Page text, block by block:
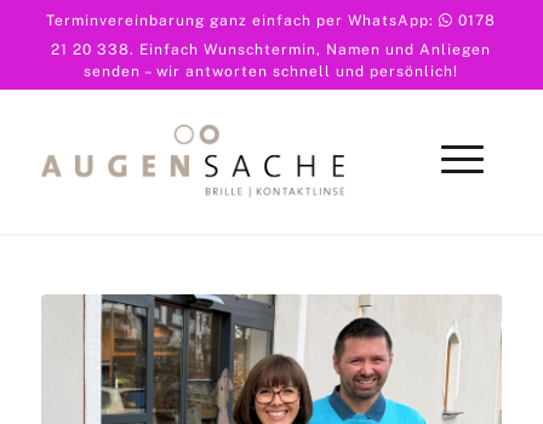
Terminvereinbarung ganz einfach per WhatsApp:
0178
21 20 338. Einfach Wunschtermin, Namen und Anliegen
senden – wir antworten schnell und persönlich!